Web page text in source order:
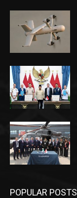
POPULAR POSTS